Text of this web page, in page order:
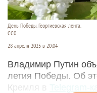
День Победы. Георгиевская лента.
CC0
28 апреля 2025 в 20:04
Владимир Путин
летия Победы. Об
Кремля в Telegram-